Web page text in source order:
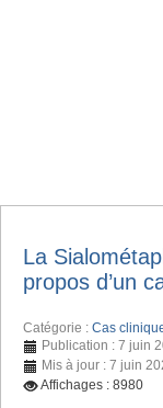
La
propos d’un
Catégorie : Cas
Publication : 7 juin
Mis à jour : 7 juin
Affichages : 8980